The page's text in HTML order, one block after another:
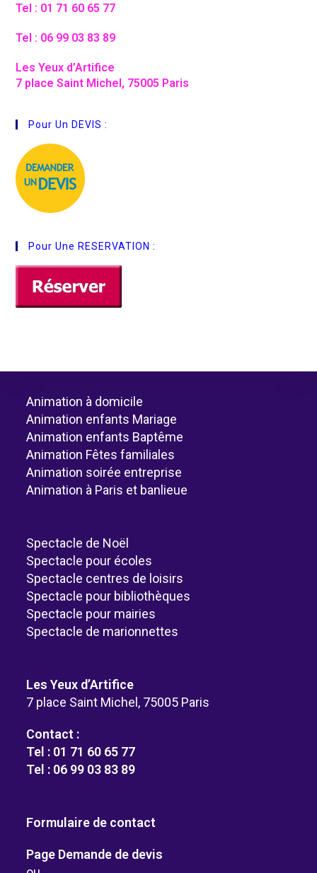
Tel : 01 71 60 65 77
Tel : 06 99 03 83 89
Les Yeux d’Artifice
7 place Saint Michel, 75005 Paris
Pour Un DEVIS :
Pour Une RESERVATION :
Animation à domicile
Animation enfants Mariage
Animation enfants Baptême
Animation Fêtes familiales
Animation soirée entreprise
Animation à Paris et banlieue
Spectacle de Noël
Spectacle pour écoles
Spectacle centres de loisirs
Spectacle pour bibliothèques
Spectacle pour mairies
Spectacle de marionnettes
Les Yeux d’Artifice
7 place Saint Michel, 75005 Paris
Contact :
Tel : 01 71 60 65 77
Tel : 06 99 03 83 89
Formulaire de contact
Page Demande de devis